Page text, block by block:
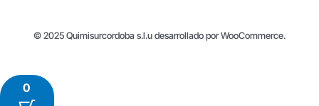
© 2025 Quimisurcordoba s.l.u desarrollado por WooCommerce.
0